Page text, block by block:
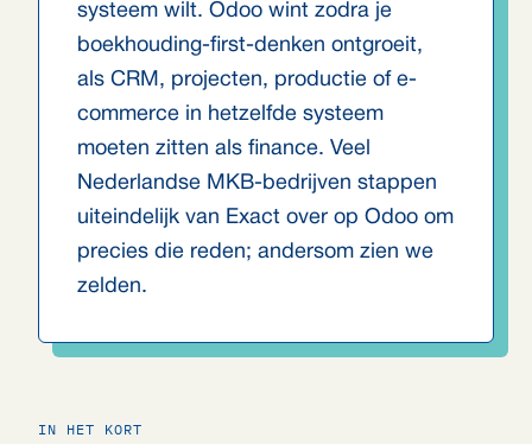
systeem wilt. Odoo wint zodra je
boekhouding-first-denken ontgroeit,
als CRM, projecten, productie of e-
commerce in hetzelfde systeem
moeten zitten als finance. Veel
Nederlandse MKB-bedrijven stappen
uiteindelijk van Exact over op Odoo om
precies die reden; andersom zien we
zelden.
IN HET KORT